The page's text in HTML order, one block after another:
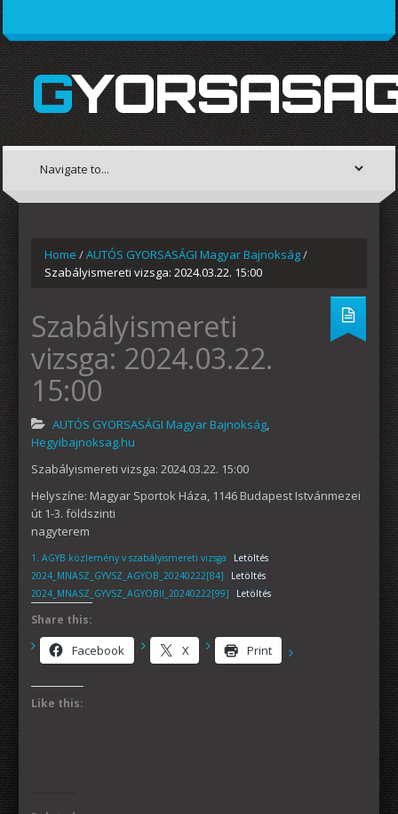
Home /AUTÓS GYORSASÁGI Magyar Bajnokság/
Szabályismereti vizsga: 2024.03.22. 15:00
Szabályismereti
vizsga: 2024.03.22.
15:00
AUTÓS GYORSASÁGI Magyar Bajnokság,
Hegyibajnoksag.hu
Szabályismereti vizsga: 2024.03.22. 15:00
Helyszíne: Magyar Sportok Háza, 1146 Budapest Istvánmezei
út 1-3. földszinti
nagyterem
1. AGYB közlemény v szabályismereti vizsga
Letöltés
2024_MNASZ_GYVSZ_AGYOB_20240222[84]
Letöltés
2024_MNASZ_GYVSZ_AGYOBII_20240222[99]
Letöltés
Share this:
Facebook X Print
Like this: